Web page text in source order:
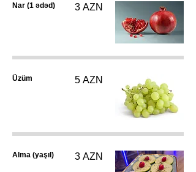
Nar (1 ədəd) 3 AZN
Üzüm 5 AZN
Alma (yaşıl) 3 AZN